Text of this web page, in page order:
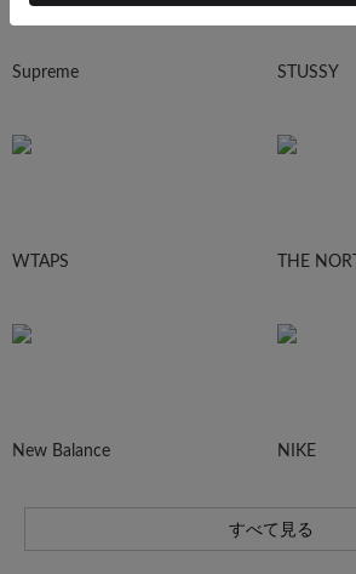
Supreme STUSSY
WTAPS THE
New Balance NIKE
すべて見る